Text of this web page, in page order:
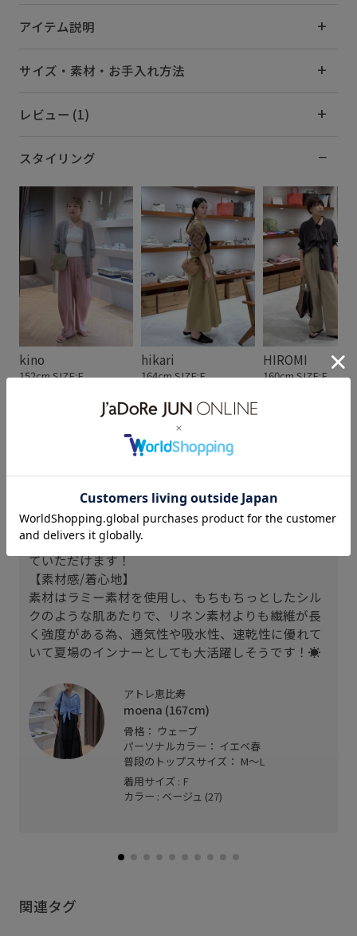
アイテム説明
サイズ・素材・お手入れ方法
レビュー (1)
スタイリング
kino
152cm SIZE:F
hikari
164cm SIZE:F
HIROMI
160cm SIZE:F
スタッフレビュー
【サイズ感】
体にしっかりとフィットしてくれるサイズ感です！
伸び感もしっかりとあるので、締め付けすぎずに着
ていただけます！
【素材感/着心地】
素材はラミー素材を使用し、もちもちっとしたシル
クのような肌あたりで、リネン素材よりも繊維が長
く強度がある為、通気性や吸水性、速乾性に優れて
いて夏場のインナーとしても大活躍しそうです！☀️
アトレ恵比寿
moena (167cm)
骨格： ウェーブ
パーソナルカラー： イエベ春
普段のトップスサイズ： M〜L
着用サイズ : F
カラー : ベージュ (27)
関連タグ